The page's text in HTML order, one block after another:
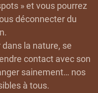
» et vous pourrez
déconnecter du
la nature, se
contact avec son
sainement… nos
à tous.